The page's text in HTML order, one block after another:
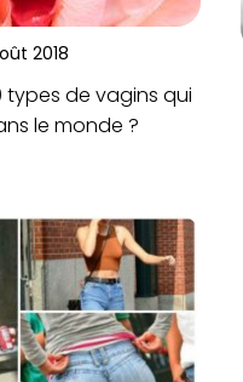
2018
types de vagins qui
le monde ?